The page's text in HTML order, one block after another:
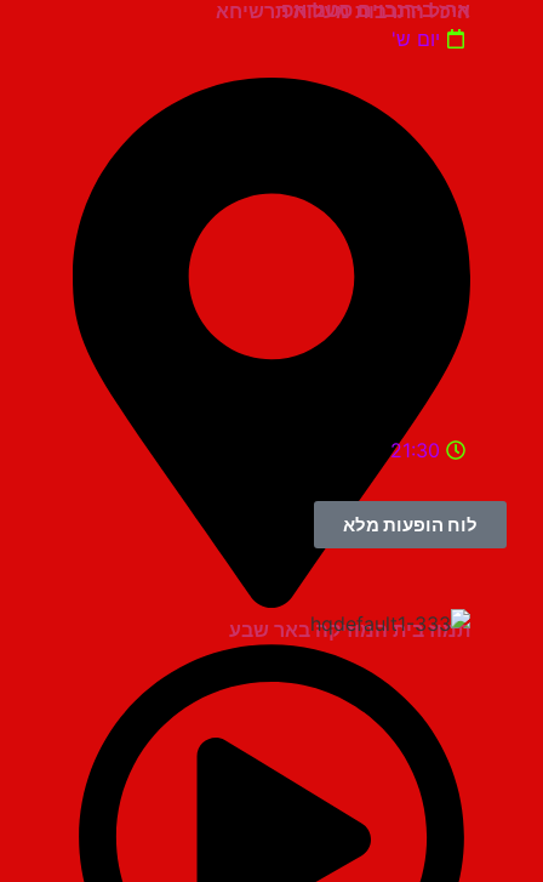
היכל התרבות מעלות תרשיחא
ארז בירנבוים סטנדאפ
יום ש'
תמוז בית המוזיקה באר שבע
21:30
לוח הופעות מלא